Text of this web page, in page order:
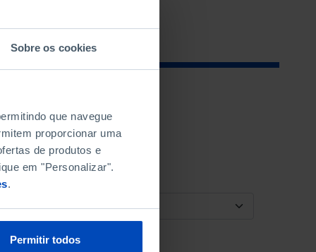
Sobre os cookies
que navegue
proporcionar uma
de produtos e
em "Personalizar".
.
Permitir todos
ORDENAR POR